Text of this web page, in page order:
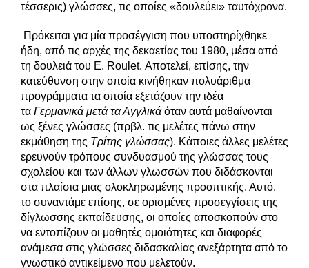
τέσσερις) γλώσσες, τις οποίες «δουλεύει» ταυτόχρονα.
Πρόκειται για μία προσέγγιση που υποστηρίχθηκε
ήδη, από τις αρχές της δεκαετίας του 1980, μέσα από
τη δουλειά του E. Roulet. Αποτελεί, επίσης, την
κατεύθυνση στην οποία κινήθηκαν πολυάριθμα
προγράμματα τα οποία εξετάζουν την ιδέα
τα Γερμανικά μετά τα Αγγλικάόταν αυτά μαθαίνονται
ως ξένες γλώσσες (πρβλ. τις μελέτες πάνω στην
εκμάθηση της Τρίτης γλώσσας). Κάποιες άλλες μελέτες
ερευνούν τρόπους συνδυασμού της γλώσσας τους
σχολείου και των άλλων γλωσσών που διδάσκονται
στα πλαίσια μιας ολοκληρωμένης προοπτικής. Αυτό,
το συναντάμε επίσης, σε ορισμένες προσεγγίσεις της
δίγλωσσης εκπαίδευσης, οι οποίες αποσκοπούν στο
να εντοπίζουν οι μαθητές ομοιότητες και διαφορές
ανάμεσα στις γλώσσες διδασκαλίας ανεξάρτητα από το
γνωστικό αντικείμενο που μελετούν.